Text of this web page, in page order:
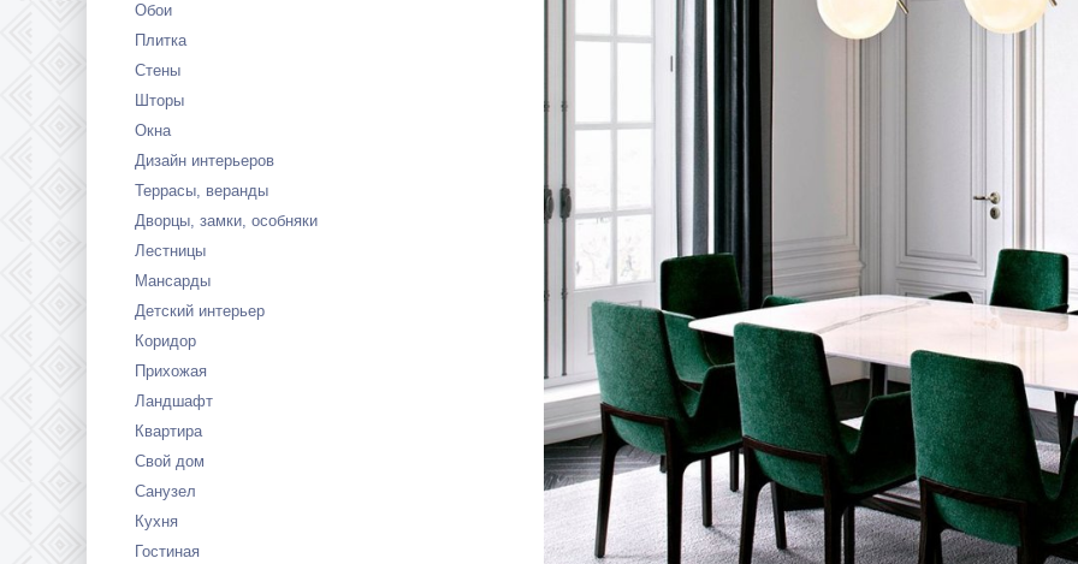
Обои
Плитка
Стены
Шторы
Окна
Дизайн интерьеров
Террасы, веранды
Дворцы, замки, особняки
Лестницы
Мансарды
Детский интерьер
Коридор
Прихожая
Ландшафт
Квартира
Свой дом
Санузел
Кухня
Гостиная